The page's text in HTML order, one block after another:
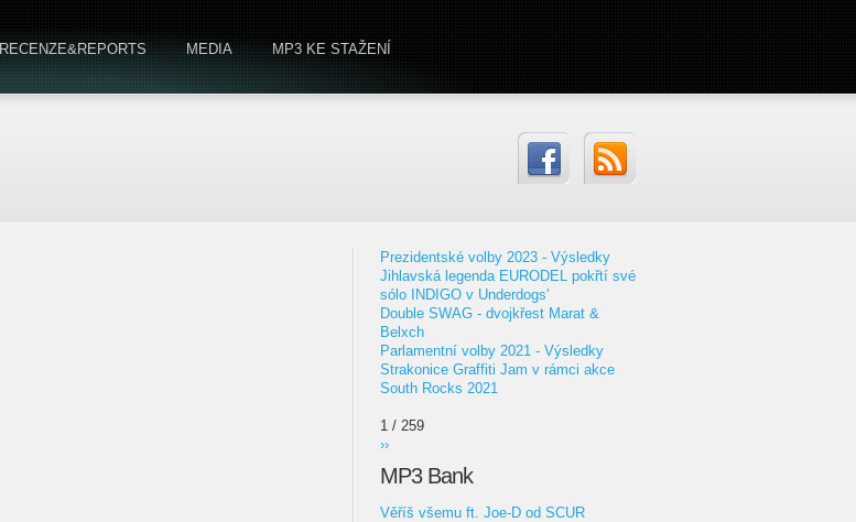
RECENZE&REPORTS MEDIA MP3 KE STAŽENÍ
Prezidentské volby 2023 - Výsledky
Jihlavská legenda EURODEL pokřtí své
sólo INDIGO v Underdogs'
Double SWAG - dvojkřest Marat &
Belxch
Parlamentní volby 2021 - Výsledky
Strakonice Graffiti Jam v rámci akce
South Rocks 2021
1 / 259
››
MP3 Bank
Věříš všemu ft. Joe-D od SCUR